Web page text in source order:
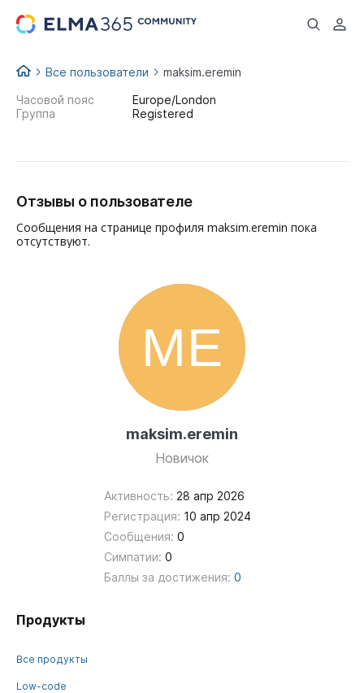
...
Все пользователи maksim.eremin
maksim.eremin
Новичок
Активность: 28 апр 2026
Регистрация: 10 апр 2024
Сообщения: 0
Симпатии: 0
Баллы за достижения: 0
Часовой пояс
Europe/London
Группа
Registered
Отзывы о пользователе
Сообщения на странице профиля maksim.eremin пока
отсутствуют.
Продукты
Все продукты
Low-code